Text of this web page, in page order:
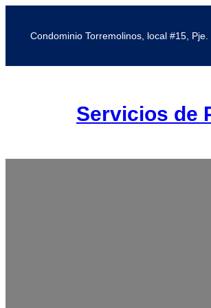
Condominio Torremolinos, local #15, Pje.
Servicios de